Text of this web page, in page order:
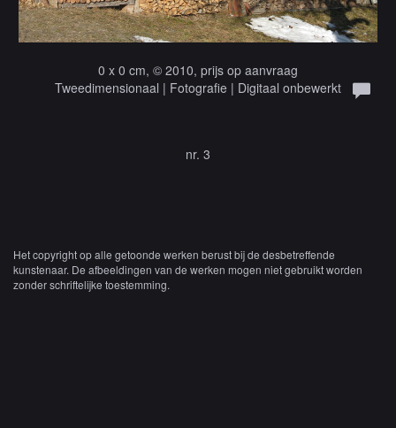
0 x 0 cm, © 2010, prijs op aanvraag
Tweedimensionaal | Fotografie | Digitaal onbewerkt
nr. 3
Het copyright op alle getoonde werken berust bij de desbetreffende
kunstenaar. De afbeeldingen van de werken mogen niet gebruikt worden
zonder schriftelijke toestemming.